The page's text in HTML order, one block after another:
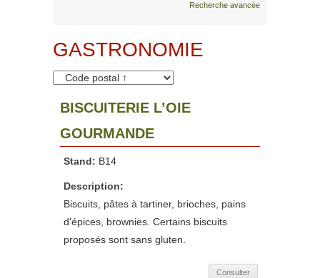
Recherche avancée
GASTRONOMIE
BISCUITERIE L’OIE
GOURMANDE
Stand: B14
Description:
Biscuits, pâtes à tartiner, brioches, pains
d'épices, brownies. Certains biscuits
proposés sont sans gluten.
Consulter